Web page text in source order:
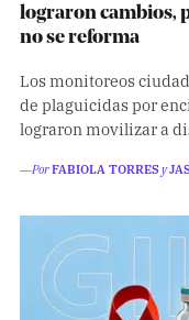
lograron cambios,
no se reforma
Los monitoreos
de plaguicidas por
lograron movilizar a
―PorFABIOLA TORRESy